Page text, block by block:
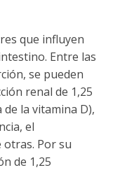
que influyen
Entre las
se pueden
renal de 1,25
la vitamina D),
el
Por su
de 1,25